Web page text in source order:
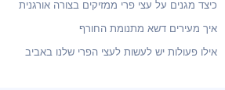
כיצד מגנים על עצי פרי ממזיקים בצורה אורגנית
איך מעירים דשא מתנומת החורף
אילו פעולות יש לעשות לעצי הפרי שלנו באביב